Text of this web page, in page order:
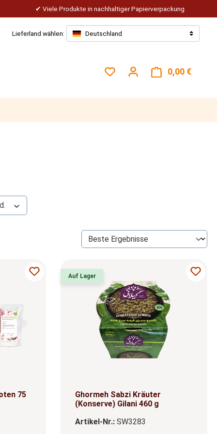
Viele Produkte in nachhaltiger Papierverpackung
Lieferland wählen: Deutschland
Du hast 0 Produkte auf
0,00 €
75
Auf Lager
Ghormeh Sabzi Kräuter
(Konserve) Gilani 460 g
Artikel-Nr.: SW3283